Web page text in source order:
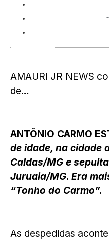
AMAURI JR NEWS
de…
ANTÔNIO CARMO
de idade, na cidade
Caldas/MG e
Juruaia/MG. Era
“Tonho do Carmo”.
As despedidas